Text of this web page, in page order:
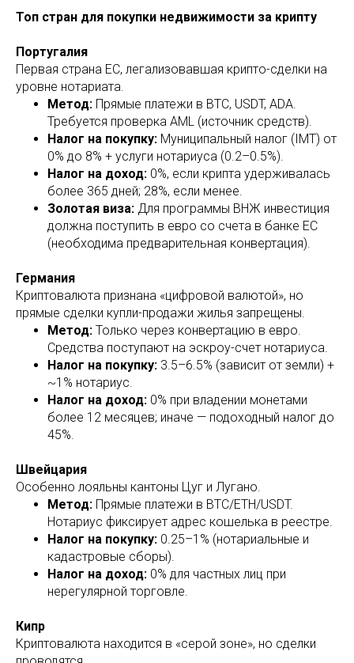
Топ стран для покупки недвижимости за крипту
Португалия
Первая страна ЕС, легализовавшая крипто-сделки на
уровне нотариата.
Метод: Прямые платежи в BTC, USDT, ADA.
Требуется проверка AML (источник средств).
Налог на покупку: Муниципальный налог (IMT) от
0% до 8% + услуги нотариуса (0.2–0.5%).
Налог на доход: 0%, если крипта удерживалась
более 365 дней; 28%, если менее.
Золотая виза: Для программы ВНЖ инвестиция
должна поступить в евро со счета в банке ЕС
(необходима предварительная конвертация).
Германия
Криптовалюта признана «цифровой валютой», но
прямые сделки купли-продажи жилья запрещены.
Метод: Только через конвертацию в евро.
Средства поступают на эскроу-счет нотариуса.
Налог на покупку: 3.5–6.5% (зависит от земли) +
~1% нотариус.
Налог на доход: 0% при владении монетами
более 12 месяцев; иначе — подоходный налог до
45%.
Швейцария
Особенно лояльны кантоны Цуг и Лугано.
Метод: Прямые платежи в BTC/ETH/USDT.
Нотариус фиксирует адрес кошелька в реестре.
Налог на покупку: 0.25–1% (нотариальные и
кадастровые сборы).
Налог на доход: 0% для частных лиц при
нерегулярной торговле.
Кипр
Криптовалюта находится в «серой зоне», но сделки